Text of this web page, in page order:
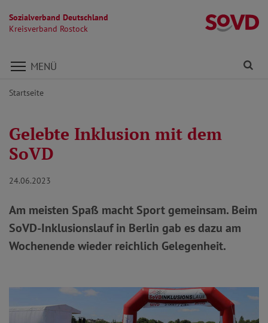
Sozialverband Deutschland
Kreisverband Rostock
Direkt zu den Inhalten springen
MENÜ
Startseite
Gelebte Inklusion mit dem
SoVD
24.06.2023
Am meisten Spaß macht Sport gemeinsam. Beim
SoVD-Inklusionslauf in Berlin gab es dazu am
Wochenende wieder reichlich Gelegenheit.